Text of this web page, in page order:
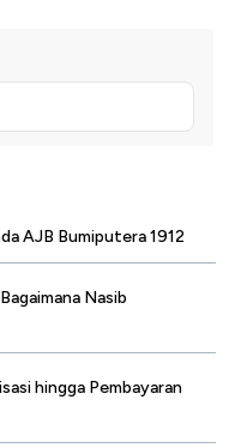
AJB Bumiputera 1912
Nasib
hingga Pembayaran